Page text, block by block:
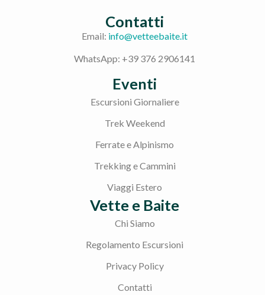
Eventi
Escursioni Giornaliere
Trek Weekend
Ferrate e Alpinismo
Trekking e Cammini
Viaggi Estero
Vette e Baite
Chi Siamo
Regolamento Escursioni
Privacy Policy
Contatti
Contatti
Email: info@vetteebaite.it
WhatsApp: +39 376 2906141